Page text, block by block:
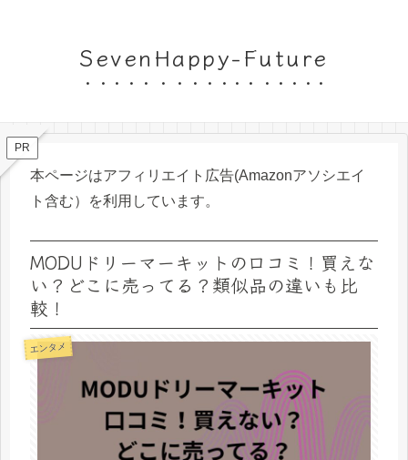
SevenHappy-Future
PR
本ページはアフィリエイト広告(Amazonアソシエイ
ト含む）を利用しています。
MODUドリーマーキットの口コミ！買えな
い？どこに売ってる？類似品の違いも比
較！
エンタメ